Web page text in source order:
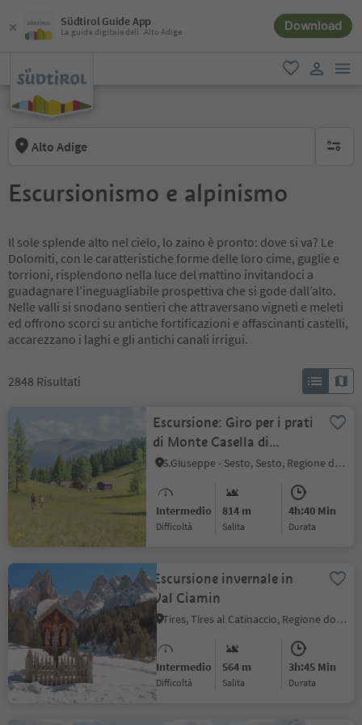
Südtirol Guide App
La guida digitale dell´Alto Adige Download
favoriti
Alto Adige
Escursionismo e alpinismo
Il sole splende alto nel cielo, lo zaino è pronto: dove si va? Le
Dolomiti, con le caratteristiche forme delle loro cime, guglie e
torrioni, risplendono nella luce del mattino invitandoci a
guadagnare l’ineguagliabile prospettiva che si gode dall’alto.
Nelle valli si snodano sentieri che attraversano vigneti e meleti
ed offrono scorci su antiche fortificazioni e affascinanti castelli,
accarezzano i laghi e gli antichi canali irrigui.
2848 Risultati
Escursione: Giro per i prati
di Monte Casella di
Dentro (est)
S.Giuseppe - Sesto, Sesto, Regione dolomitica 3 Cime
Intermedio
Difficoltà
814 m
Salita
4h:40 Min
durata
Escursione invernale in
Val Ciamin
Tires, Tires al Catinaccio, Regione dolomitica Alpe di Siusi
Intermedio
Difficoltà
564 m
Salita
3h:45 Min
durata